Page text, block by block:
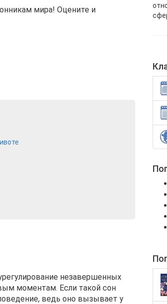
мира! Оцените и
незавершенных
моментам. Если такой сон
ведь оно вызывает у